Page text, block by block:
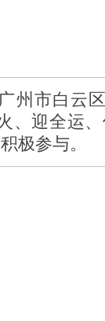
州市白云
、迎全运
极参与。